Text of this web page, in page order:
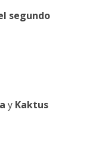
segundo
y Kaktus